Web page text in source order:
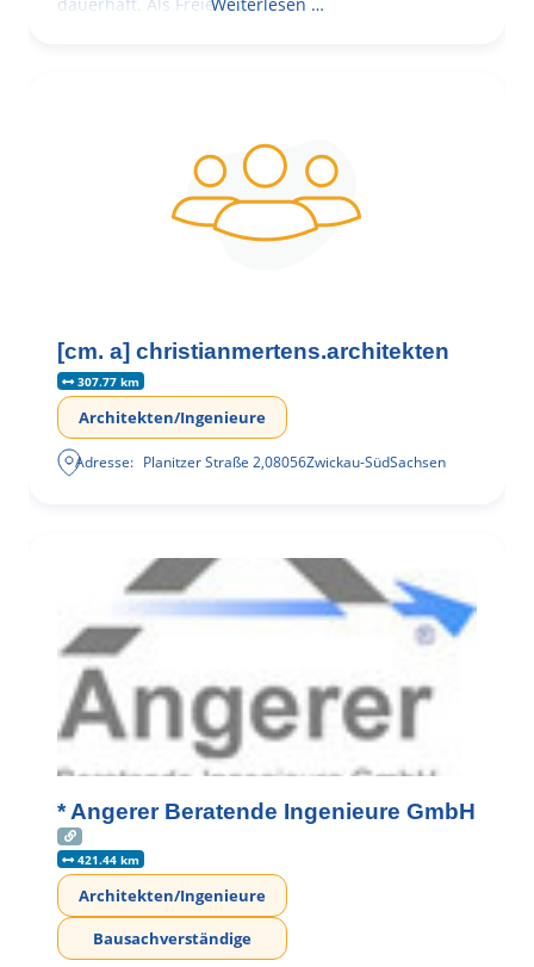
[cm. a] christianmertens.architekten
307.77 km
Architekten/Ingenieure
Adresse: Planitzer Straße 2,08056Zwickau-SüdSachsen
* Angerer Beratende Ingenieure GmbH
421.44 km
Architekten/Ingenieure
Bausachverständige